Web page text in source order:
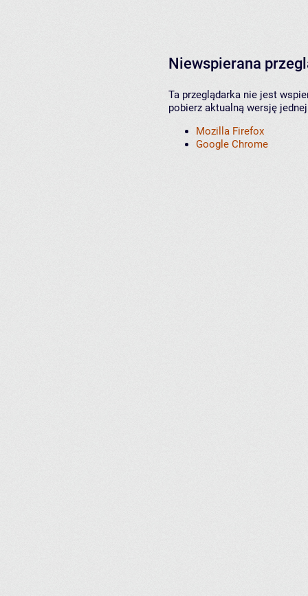
Niewspierana
Ta przeglądarka nie jest
pobierz aktualną wersję
Mozilla Firefox
Google Chrome